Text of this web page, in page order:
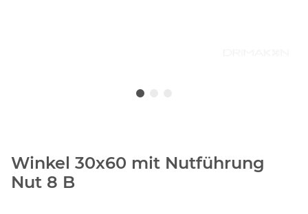
Winkel 30x60 mit Nutführung
Nut 8 B